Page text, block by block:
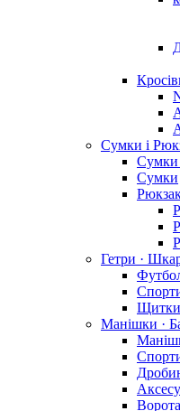
Сумки і
Сумки
Сумки
Гетри ·
Щитки
Манішки ·